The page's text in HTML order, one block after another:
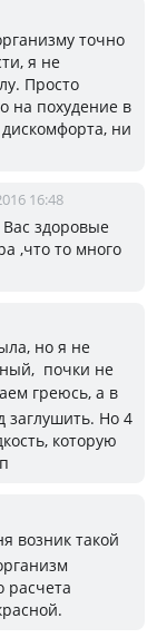
точно
я не
Просто
на похудение в
ни
16:48
Вас здоровые
,что то много
но я не
почки не
греюсь, а в
заглушить. Но 4
которую
возник такой
расчета